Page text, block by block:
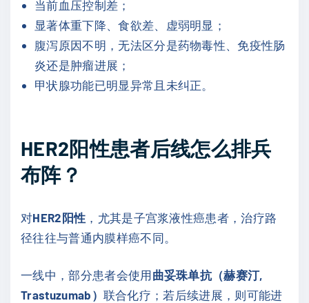
当前血压控制差；
显著体重下降、食欲差、虚弱明显；
腹泻原因不明，无法区分是药物毒性、免疫性肠
炎还是肿瘤进展；
甲状腺功能已明显异常且未纠正。
HER2阳性患者后线怎么排兵
布阵？
对HER2阳性 ，尤其是子宫浆液性癌患者，治疗路
径往往与普通内膜样癌不同。
一线中，部分患者会使用 曲妥珠单抗（赫赛汀,
Trastuzumab） 联合化疗；若后续进展，则可能进